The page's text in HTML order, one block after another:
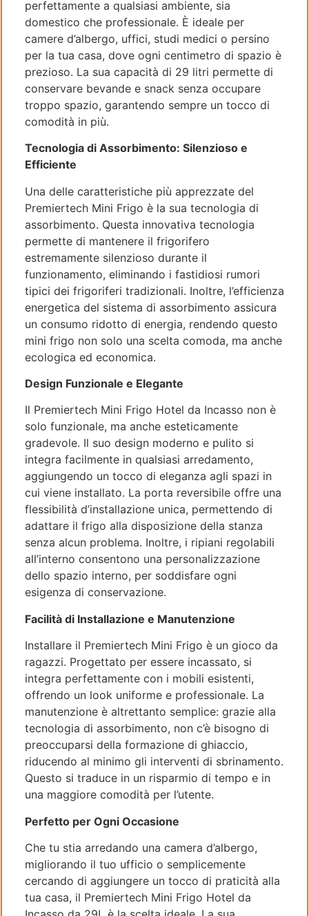
perfettamente a qualsiasi ambiente, sia
domestico che professionale. È ideale per
camere d’albergo, uffici, studi medici o persino
per la tua casa, dove ogni centimetro di spazio è
prezioso. La sua capacità di 29 litri permette di
conservare bevande e snack senza occupare
troppo spazio, garantendo sempre un tocco di
comodità in più.
Tecnologia di Assorbimento: Silenzioso e
Efficiente
Una delle caratteristiche più apprezzate del
Premiertech Mini Frigo è la sua tecnologia di
assorbimento. Questa innovativa tecnologia
permette di mantenere il frigorifero
estremamente silenzioso durante il
funzionamento, eliminando i fastidiosi rumori
tipici dei frigoriferi tradizionali. Inoltre, l’efficienza
energetica del sistema di assorbimento assicura
un consumo ridotto di energia, rendendo questo
mini frigo non solo una scelta comoda, ma anche
ecologica ed economica.
Design Funzionale e Elegante
Il Premiertech Mini Frigo Hotel da Incasso non è
solo funzionale, ma anche esteticamente
gradevole. Il suo design moderno e pulito si
integra facilmente in qualsiasi arredamento,
aggiungendo un tocco di eleganza agli spazi in
cui viene installato. La porta reversibile offre una
flessibilità d’installazione unica, permettendo di
adattare il frigo alla disposizione della stanza
senza alcun problema. Inoltre, i ripiani regolabili
all’interno consentono una personalizzazione
dello spazio interno, per soddisfare ogni
esigenza di conservazione.
Facilità di Installazione e Manutenzione
Installare il Premiertech Mini Frigo è un gioco da
ragazzi. Progettato per essere incassato, si
integra perfettamente con i mobili esistenti,
offrendo un look uniforme e professionale. La
manutenzione è altrettanto semplice: grazie alla
tecnologia di assorbimento, non c’è bisogno di
preoccuparsi della formazione di ghiaccio,
riducendo al minimo gli interventi di sbrinamento.
Questo si traduce in un risparmio di tempo e in
una maggiore comodità per l’utente.
Perfetto per Ogni Occasione
Che tu stia arredando una camera d’albergo,
migliorando il tuo ufficio o semplicemente
cercando di aggiungere un tocco di praticità alla
tua casa, il Premiertech Mini Frigo Hotel da